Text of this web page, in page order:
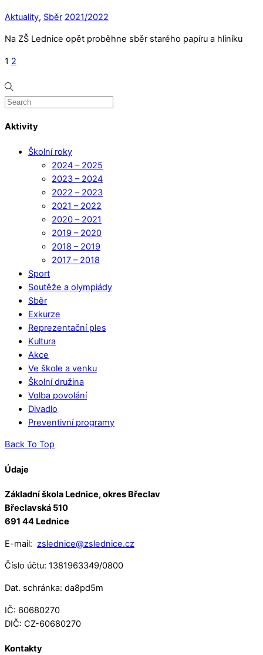
Aktuality, Sběr 2021/2022
Na ZŠ Lednice opět proběhne sběr starého papíru a hliníku
1 2
Aktivity
Školní roky
2024 – 2025
2023 – 2024
2022 – 2023
2021 – 2022
2020 – 2021
2019 – 2020
2018 – 2019
2017 – 2018
Sport
Soutěže a olympiády
Sběr
Exkurze
Reprezentační ples
Kultura
Akce
Ve škole a venku
Školní družina
Volba povolání
Divadlo
Preventivní programy
Back To Top
Údaje
Základní škola Lednice, okres Břeclav
Břeclavská 510
691 44 Lednice
E-mail: zslednice@zslednice.cz
Číslo účtu: 1381963349/0800
Dat. schránka: da8pd5m
IČ: 60680270
DIČ: CZ-60680270
Kontakty